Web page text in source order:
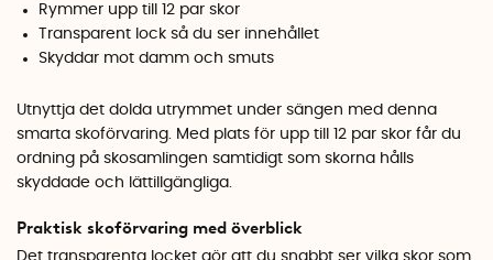
Rymmer upp till 12 par skor
Transparent lock så du ser innehållet
Skyddar mot damm och smuts
Utnyttja det dolda utrymmet under sängen med denna
smarta skoförvaring. Med plats för upp till 12 par skor får du
ordning på skosamlingen samtidigt som skorna hålls
skyddade och lättillgängliga.
Praktisk skoförvaring med överblick
Det transparenta locket gör att du snabbt ser vilka skor som